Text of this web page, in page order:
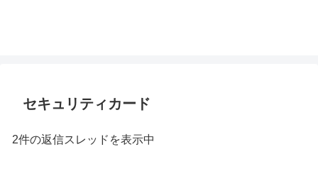
セキュリティカード
2件の返信スレッドを表示中